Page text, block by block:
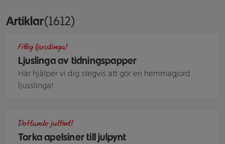
ArtiklarVisar 1612 stycken
(1612)
Ljuslinga av tidningspapper
Fiffig ljusslinga!
Här hjälper vi dig stegvis att gör en hemmagjord
ljusslinga!
Torka apelsiner till julpynt
Doftande julfint!